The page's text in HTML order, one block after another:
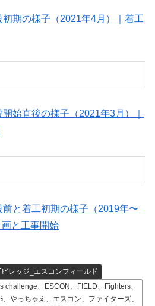
期の様子（2021年4月）｜着工
始直後の様子（2021年3月）｜
と着工初期の様子（2019年〜
と工事開始
レッジ_エスコンフィールド
challenge、ESCON、FIELD、Fighters、
やっちゃえ、エスコン、ファイターズ、